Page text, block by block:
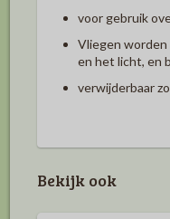
voor gebruik
Vliegen
en het licht, en
verwijderbaar
Bekijk ook